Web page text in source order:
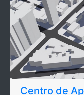
Centro de